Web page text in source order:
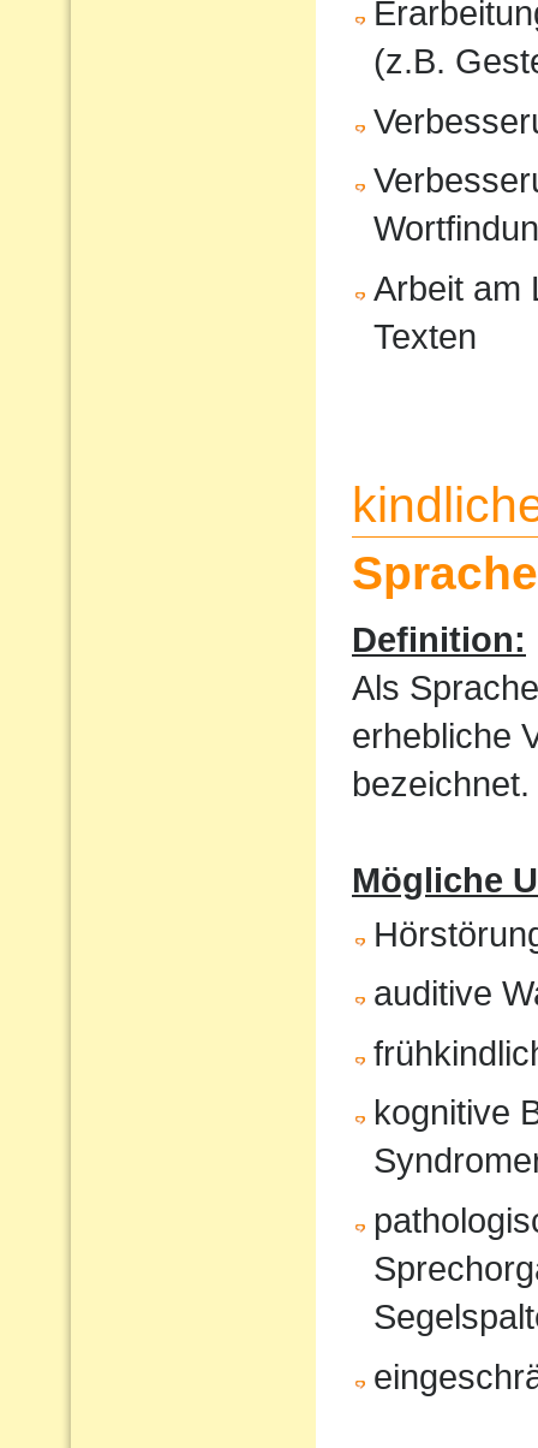
(z.B.
Arbeit am
Texten
Definition:
Als
erhebliche
bezeichnet.
Mögliche
auditive
kognitive